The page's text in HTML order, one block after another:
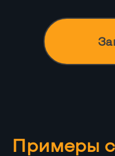
Примеры